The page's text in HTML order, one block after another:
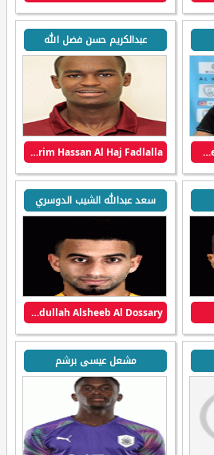
Ahmed Suhail Al Hamawende
عبدالكريم حسن فضل الله
Abdelkarim Hassan Al Haj Fadlalla
سعد عبدالله الشيب الدوسري
Saad Abdullah Alsheeb Al Dossary
مشعل عيسى برشم